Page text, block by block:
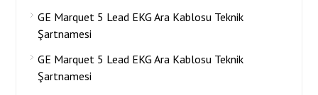
GE Marquet 5 Lead EKG Ara Kablosu Teknik
Şartnamesi
GE Marquet 5 Lead EKG Ara Kablosu Teknik
Şartnamesi